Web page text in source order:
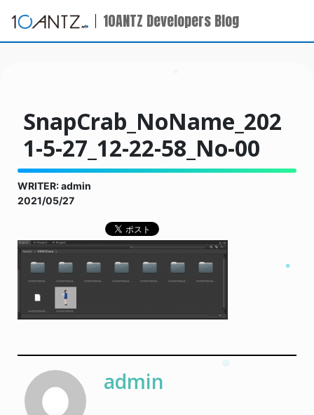
10ANTZ Developers Blog
SnapCrab_NoName_202
1-5-27_12-22-58_No-00
WRITER: admin
2021/05/27
admin